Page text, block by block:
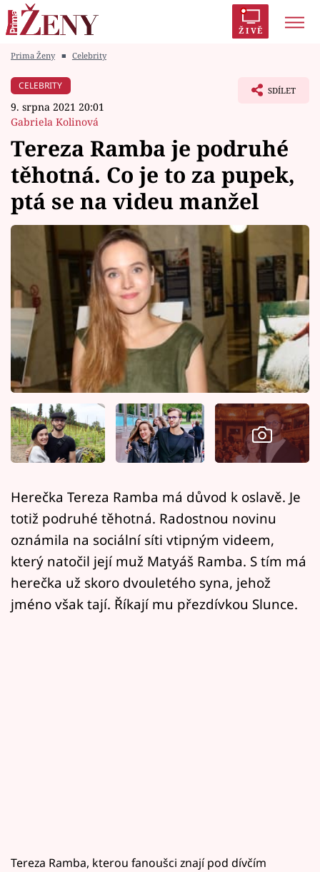
ŽIVĚ
Módní alarm
Témata
Celebrity
Vztahy
Seriály
Horoskopy
Sledujte prima+
Filmový festival Karlovy Vary
Pořady
Mámy sobě
Přihlášení
Sledujte nás
Prima Ženy ■ Celebrity
CELEBRITY
9. srpna 2021 20:01
Gabriela Kolinová
SDÍLET
Tereza Ramba je podruhé
těhotná. Co je to za pupek,
ptá se na videu manžel
Herečka Tereza Ramba má důvod k oslavě. Je
totiž podruhé těhotná. Radostnou novinu
oznámila na sociální síti vtipným videem,
který natočil její muž Matyáš Ramba. S tím má
herečka už skoro dvouletého syna, jehož
jméno však tají. Říkají mu přezdívkou Slunce.
Tereza Ramba, kterou fanoušci znají pod dívčím